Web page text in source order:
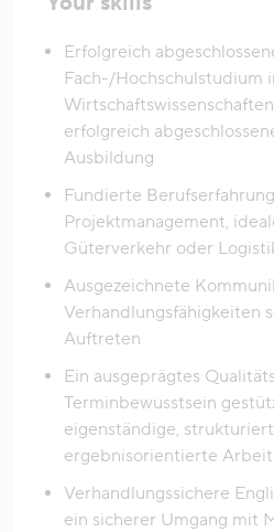
Erfolgreich
Fach-/Hochschulstudium
erfolgreich
Ausbildung
Fundierte
Projektmanagement,
Güterverkehr oder
Ausgezeichnete
Verhandlungsfähigkeiten
Auftreten
Ein ausgeprägtes
Terminbewusstsein
eigenständige,
ergebnisorientierte
Verhandlungssichere
ein sicherer Umgang mit